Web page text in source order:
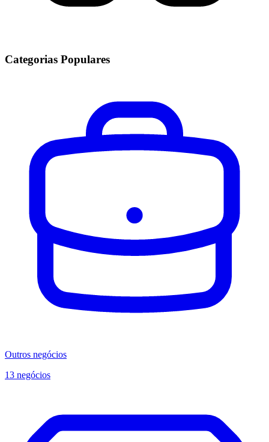
Categorias Populares
Outros negócios
13 negócios